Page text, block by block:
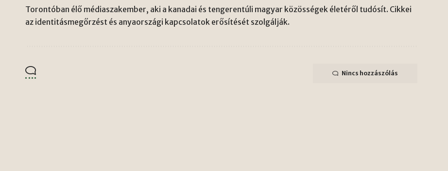
Torontóban élő médiaszakember, aki a kanadai és tengerentúli magyar közösségek életéről tudósít. Cikkei
az identitásmegőrzést és anyaországi kapcsolatok erősítését szolgálják.
Nincs hozzászólás